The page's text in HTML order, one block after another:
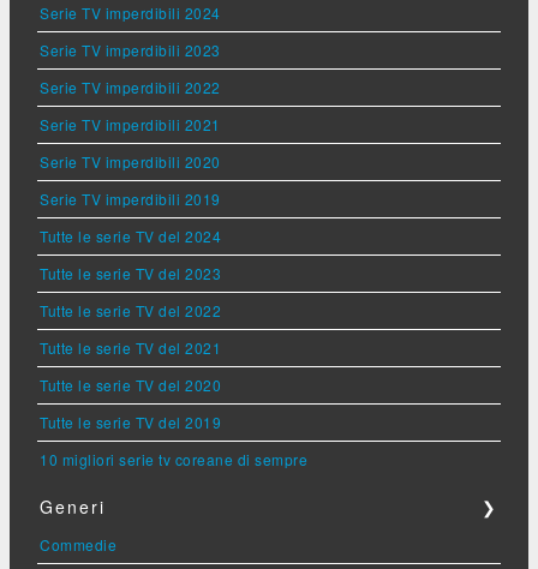
Serie TV imperdibili 2024
Serie TV imperdibili 2023
Serie TV imperdibili 2022
Serie TV imperdibili 2021
Serie TV imperdibili 2020
Serie TV imperdibili 2019
Tutte le serie TV del 2024
Tutte le serie TV del 2023
Tutte le serie TV del 2022
Tutte le serie TV del 2021
Tutte le serie TV del 2020
Tutte le serie TV del 2019
10 migliori serie tv coreane di sempre
Generi ❯
Commedie